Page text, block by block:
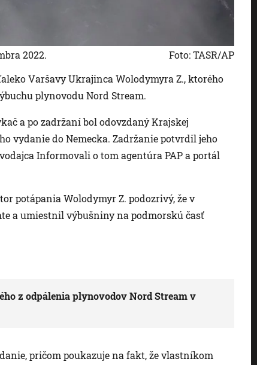
2022.
Foto: TASR/AP
Varšavy Ukrajinca Wolodymyra Z., ktorého
plynovodu Nord Stream.
a po zadržaní bol odovzdaný Krajskej
vydanie do Nemecka. Zadržanie potvrdil jeho
Informovali o tom agentúra PAP a portál
potápania Wolodymyr Z. podozrivý, že v
a umiestnil výbušniny na podmorskú časť
z odpálenia plynovodov Nord Stream v
pričom poukazuje na fakt, že vlastníkom